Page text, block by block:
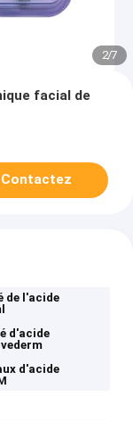
2/7
facial de
Contactez
de l'acide
d'acide
d'acide